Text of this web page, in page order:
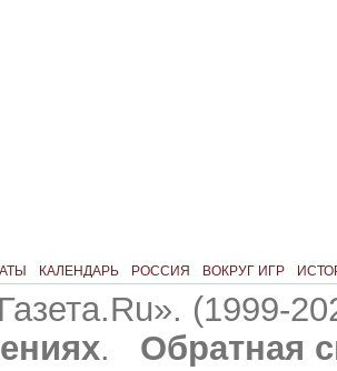
КАЛЕНДАРЬ РОССИЯ ВОКРУГ ИГР
(1999-
.
Обратная